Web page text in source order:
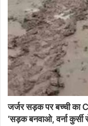
जर्जर सड़क पर बच्ची का
‘सड़क बनवाओ, वर्ना कुर्सी